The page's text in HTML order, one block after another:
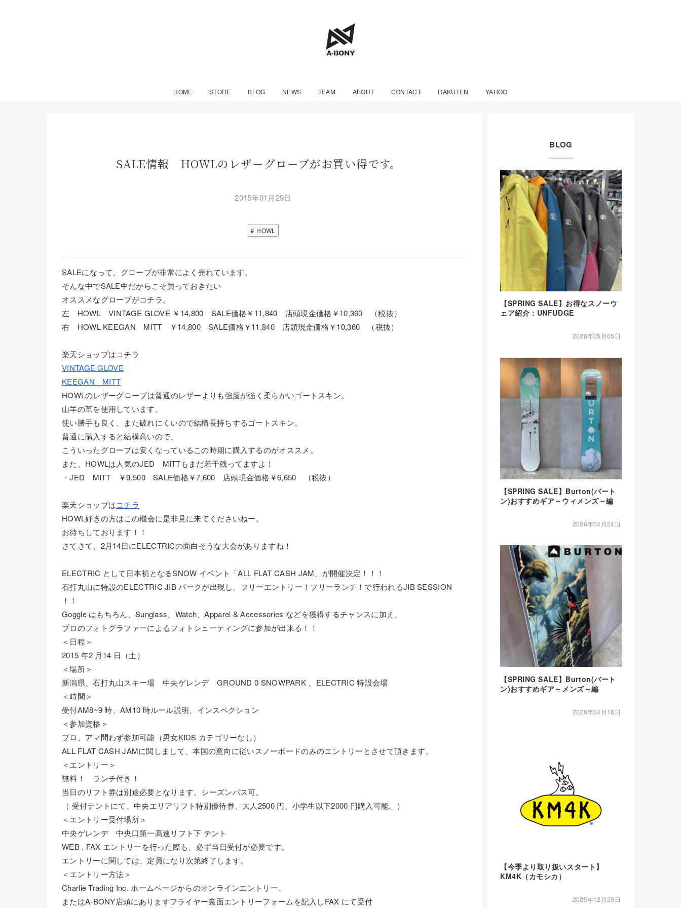
HOME STORE BLOG NEWS TEAM ABOUT CONTACT RAKUTEN YAHOO
SALE情報 HOWLのレザーグローブがお買い得です。
2015年01月29日
HOWL
SALEになって、グローブが非常によく売れています。
そんな中でSALE中だからこそ買っておきたい
オススメなグローブがコチラ。
左 HOWL VINTAGE GLOVE ￥14,800 SALE価格￥11,840 店頭現金価格￥10,360 （税抜）
右 HOWL KEEGAN MITT ￥14,800 SALE価格￥11,840 店頭現金価格￥10,360 （税抜）
楽天ショップはコチラ
VINTAGE GLOVE
KEEGAN MITT
HOWLのレザーグローブは普通のレザーよりも強度が強く柔らかいゴートスキン。
山羊の革を使用しています。
使い勝手も良く、また破れにくいので結構長持ちするゴートスキン。
普通に購入すると結構高いので、
こういったグローブは安くなっているこの時期に購入するのがオススメ。
また、HOWLは人気のJED MITTもまだ若干残ってますよ！
・JED MITT ￥9,500 SALE価格￥7,600 店頭現金価格￥6,650 （税抜）
楽天ショップはコチラ
HOWL好きの方はこの機会に是非見に来てくださいねー。
お待ちしております！！
さてさて、2月14日にELECTRICの面白そうな大会がありますね！
ELECTRIC として日本初となるSNOW イベント「ALL FLAT CASH JAM」が開催決定！！！
石打丸山に特設のELECTRIC JIB パークが出現し、フリーエントリー！フリーランチ！で行われるJIB SESSION
！！
Goggle はもちろん、Sunglass、Watch、Apparel & Accessories などを獲得するチャンスに加え、
プロのフォトグラファーによるフォトシューティングに参加が出来る！！
＜日程＞
2015 年2 月14 日（土）
＜場所＞
新潟県、石打丸山スキー場 中央ゲレンデ GROUND 0 SNOWPARK 、ELECTRIC 特設会場
＜時間＞
受付AM8~9 時、AM10 時ルール説明、インスペクション
＜参加資格＞
プロ、アマ問わず参加可能（男女KIDS カテゴリーなし）
ALL FLAT CASH JAMに関しまして、本国の意向に従いスノーボードのみのエントリーとさせて頂きます。
＜エントリー＞
無料！ ランチ付き！
当日のリフト券は別途必要となります。シーズンパス可。
（ 受付テントにて、中央エリアリフト特別優待券、大人2500 円、小学生以下2000 円購入可能。）
＜エントリー受付場所＞
中央ゲレンデ 中央口第一高速リフト下 テント
WEB , FAX エントリーを行った際も、必ず当日受付が必要です。
エントリーに関しては、定員になり次第終了します。
＜エントリー方法＞
Charlie Trading Inc. ホームページからのオンラインエントリー、
またはA-BONY店頭にありますフライヤー裏面エントリーフォームを記入しFAX にて受付
BLOG
【SPRING SALE】お得なスノーウ
ェア紹介：UNFUDGE
2026年05月05日
【SPRING SALE】Burton(バート
ン)おすすめギア～ウィメンズ～編
2026年04月24日
【SPRING SALE】Burton(バート
ン)おすすめギア～メンズ～編
2026年04月18日
【今季より取り扱いスタート】
KM4K（カモシカ）
2025年12月29日